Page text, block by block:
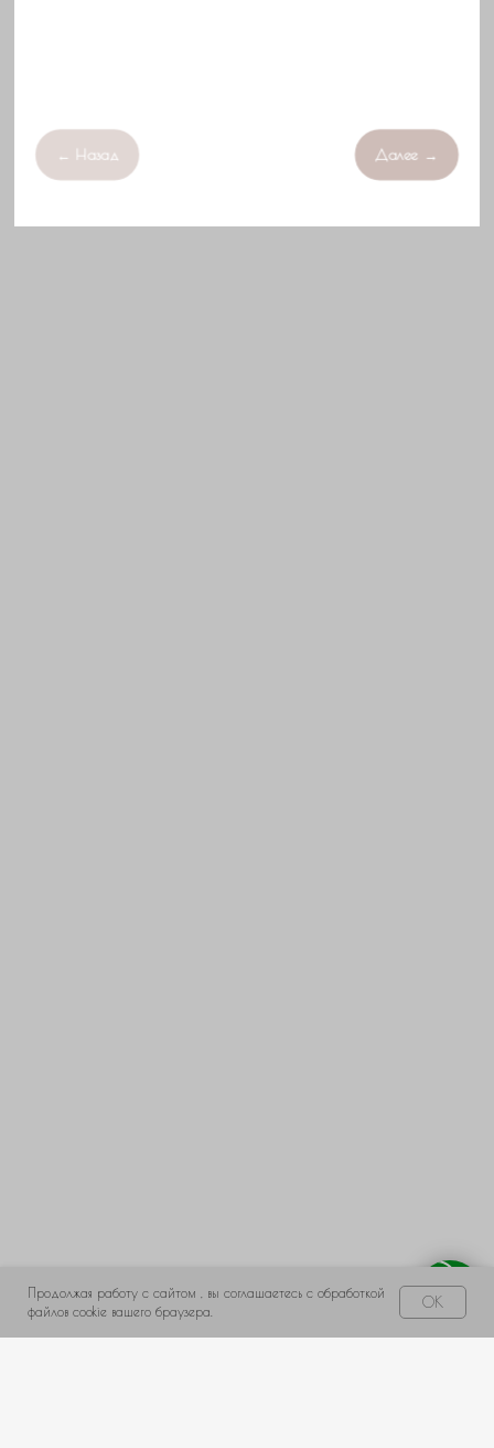
Свяжитесь с нами!
Далее →
Продолжая работу с сайтом , вы соглашаетесь с обработкой
файлов cookie вашего браузера.
OK